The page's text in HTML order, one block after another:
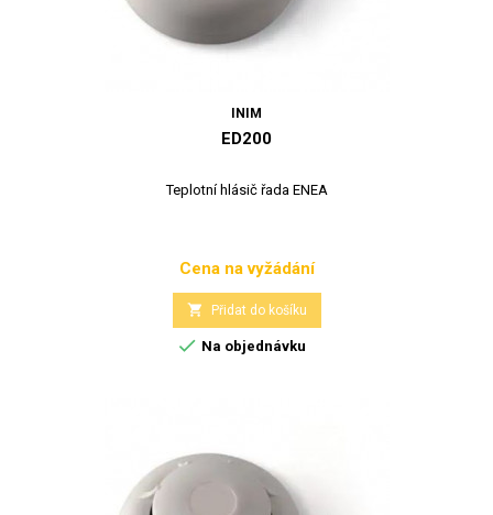
INIM
ED200
Teplotní hlásič řada ENEA
Cena
Cena na vyžádání
 Přidat do košíku
 Na objednávku